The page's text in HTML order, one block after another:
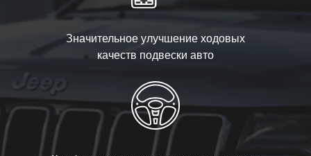
Значительное улучшение ходовых
качеств подвески авто